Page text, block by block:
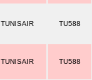
TUNISAIR TU588
TUNISAIR TU588